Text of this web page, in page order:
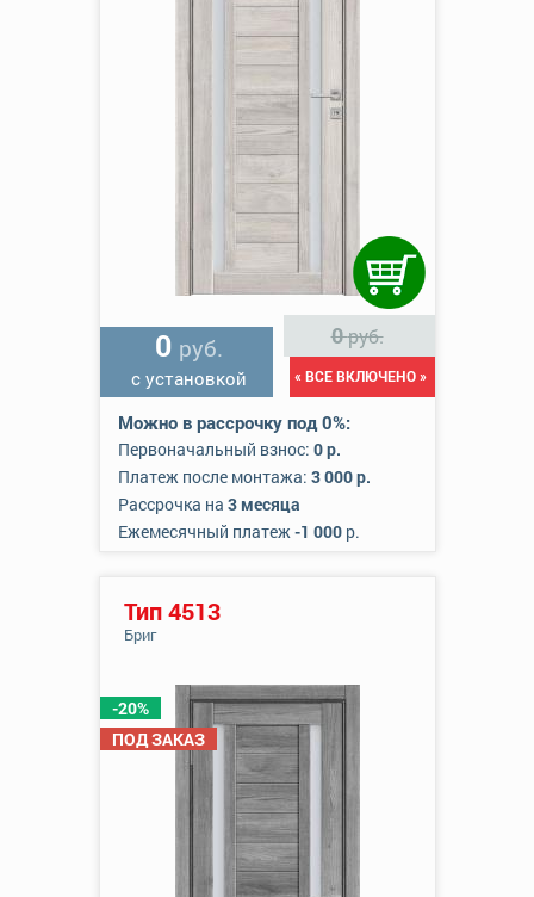
0 руб.
с установкой
0руб.
« ВСЕ ВКЛЮЧЕНО »
Можно в рассрочку под 0%:
Первоначальный взнос: 0 р.
Платеж после монтажа: 3 000 р.
Рассрочка на 3 месяца
Ежемесячный платеж-1 000р.
-20%
ПОД ЗАКАЗ
Тип 4513
Бриг